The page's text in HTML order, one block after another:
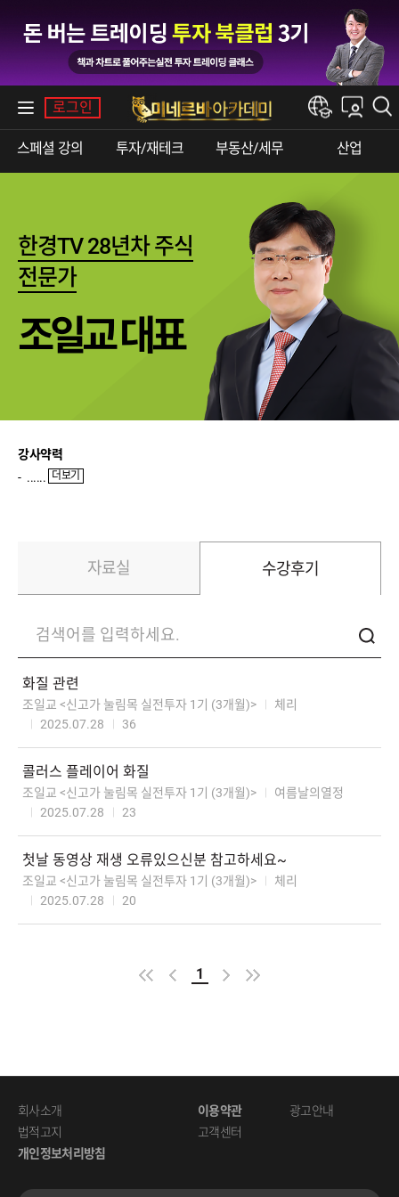
로그인
스페셜강의 투자/재테크 부동산/세무 산업
한경e아카데미
내강의실
한경TV28년차주식
전문가
조일교대표
강사약력
...... 더보기
자료실 수강후기
화질관련
조일교<신고가눌림목실전투자1기(3개월)>
체리
2025.07.28
36
콜러스플레이어화질
조일교<신고가눌림목실전투자1기(3개월)>
여름날의열정
2025.07.28
23
첫날동영상재생오류있으신분참고하세요~
조일교<신고가눌림목실전투자1기(3개월)>
체리
2025.07.28
20
1
회사소개
법적고지
개인정보처리방침
이용약관
고객센터
광고안내